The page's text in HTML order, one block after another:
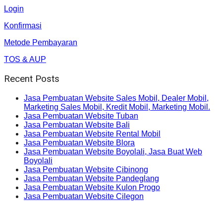
Login
Konfirmasi
Metode Pembayaran
TOS & AUP
Recent Posts
Jasa Pembuatan Website Sales Mobil, Dealer Mobil,
Marketing Sales Mobil, Kredit Mobil, Marketing Mobil.
Jasa Pembuatan Website Tuban
Jasa Pembuatan Website Bali
Jasa Pembuatan Website Rental Mobil
Jasa Pembuatan Website Blora
Jasa Pembuatan Website Boyolali, Jasa Buat Web
Boyolali
Jasa Pembuatan Website Cibinong
Jasa Pembuatan Website Pandeglang
Jasa Pembuatan Website Kulon Progo
Jasa Pembuatan Website Cilegon